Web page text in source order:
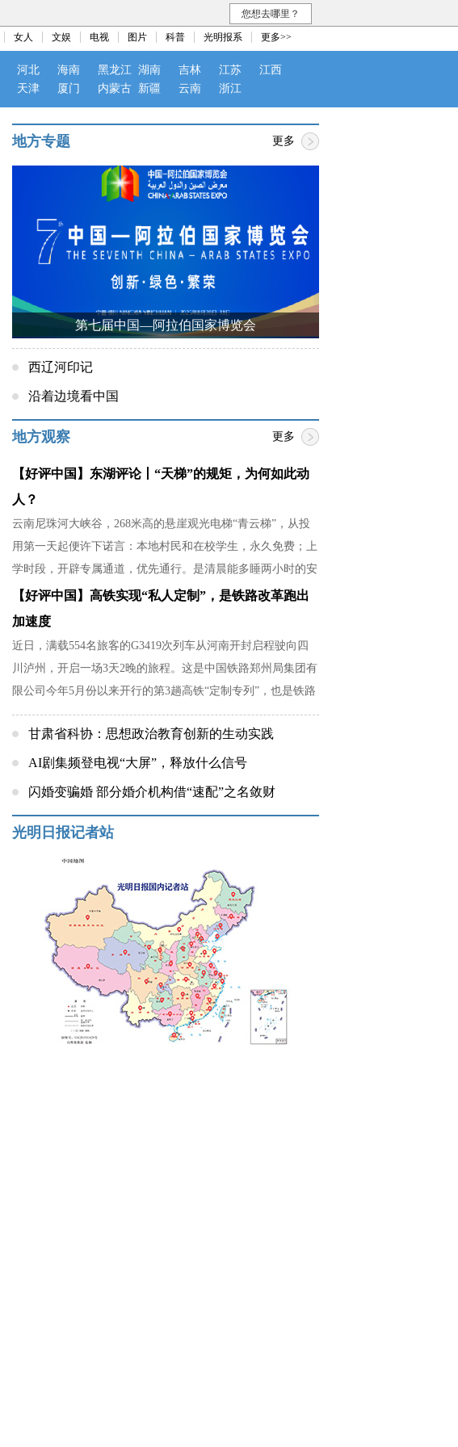
您想去哪里？
女人 文娱 电视 图片 科普 光明报系 更多>>
河北 海南 黑龙江 湖南 吉林 江苏
江西
天津 厦门 内蒙古 新疆 云南 浙江
地方专题 更多
第七届中国—阿拉伯国家博览会
西辽河印记
沿着边境看中国
地方观察 更多
【好评中国】东湖评论丨“天梯”的规矩，为何如此动
人？
云南尼珠河大峡谷，268米高的悬崖观光电梯“青云梯”，从投
用第一天起便许下诺言：本地村民和在校学生，永久免费；上
学时段，开辟专属通道，优先通行。是清晨能多睡两小时的安
稳，是暴雨天不必紧贴湿滑崖壁的释然，是放学后还有余力帮
家里分担农活的从容。
【好评中国】高铁实现“私人定制”，是铁路改革跑出
加速度
近日，满载554名旅客的G3419次列车从河南开封启程驶向四
川泸州，开启一场3天2晚的旅程。这是中国铁路郑州局集团有
限公司今年5月份以来开行的第3趟高铁“定制专列”，也是铁路
部门精准对接市场需求的生动实践。
甘肃省科协：思想政治教育创新的生动实践
AI剧集频登电视“大屏”，释放什么信号
闪婚变骗婚 部分婚介机构借“速配”之名敛财
光明日报记者站